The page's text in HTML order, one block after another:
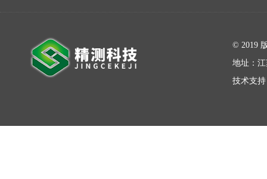
© 2019
地址：
技术支